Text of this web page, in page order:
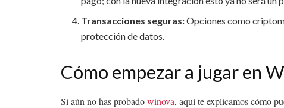
Transacciones seguras:Opciones como
protección de datos.
Cómo empezar a jugar en
Si aún no has probadowinova, aquí te explicamos cómo